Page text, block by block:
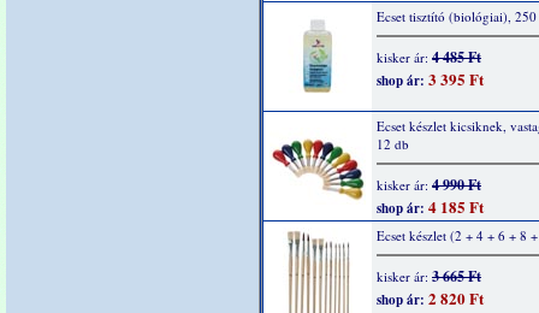
Ecset tisztító (biológiai),
kisker ár: 4 485 Ft
shop ár: 3 395 Ft
Ecset készlet kicsiknek,
12 db
kisker ár: 4 990 Ft
shop ár: 4 185 Ft
Ecset készlet (2 + 4 + 6 + 8
kisker ár: 3 665 Ft
shop ár: 2 820 Ft